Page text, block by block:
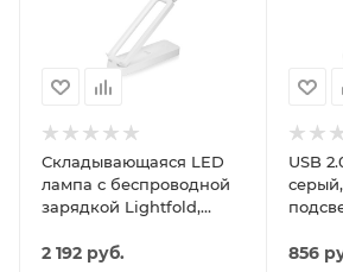
Складывающаяся LED
лампа с беспроводной
зарядкой Lightfold,
2 192 руб.
USB
856